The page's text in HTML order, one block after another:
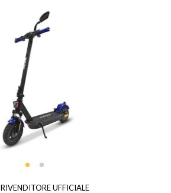
RIVENDITORE UFFICIALE